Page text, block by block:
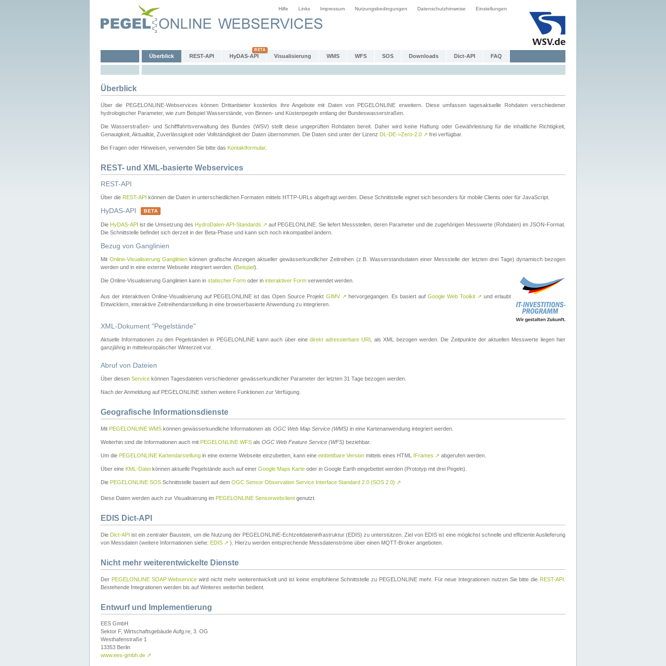
Hilfe Links Impressum Nutzungsbedingungen Datenschutzhinweise Einstellungen
Überblick REST-API HyDAS-API Visualisierung WMS WFS SOS Downloads Dict-API FAQ
Überblick
Über die PEGELONLINE-Webservices können Drittanbieter kostenlos ihre Angebote mit Daten von PEGELONLINE erweitern. Diese umfassen tagesaktuelle Rohdaten verschiedener
hydrologischer Parameter, wie zum Beispiel Wasserstände, von Binnen- und Küstenpegeln entlang der Bundeswasserstraßen.
Die Wasserstraßen- und Schifffahrtsverwaltung des Bundes (WSV) stellt diese ungeprüften Rohdaten bereit. Daher wird keine Haftung oder Gewährleistung für die inhaltliche Richtigkeit,
Genauigkeit, Aktualität, Zuverlässigkeit oder Vollständigkeit der Daten übernommen. Die Daten sind unter der Lizenz DL-DE->Zero-2.0 ↗ frei verfügbar.
Bei Fragen oder Hinweisen, verwenden Sie bitte das Kontaktformular.
REST- und XML-basierte Webservices
REST-API
Über die REST-API können die Daten in unterschiedlichen Formaten mittels HTTP-URLs abgefragt werden. Diese Schnittstelle eignet sich besonders für mobile Clients oder für JavaScript.
HyDAS-API BETA
Die HyDAS-API ist die Umsetzung des HydroDaten-API-Standards ↗ auf PEGELONLINE. Sie liefert Messstellen, deren Parameter und die zugehörigen Messwerte (Rohdaten) im JSON-Format.
Die Schnittstelle befindet sich derzeit in der Beta-Phase und kann sich noch inkompatibel ändern.
Bezug von Ganglinien
MitOnline-Visualisierung Ganglinien können grafische Anzeigen aktueller gewässerkundlicher Zeitreihen (z.B. Wasserstandsdaten einer Messstelle der letzten drei Tage) dynamisch bezogen
werden und in eine externe Webseite integriert werden. (Beispiel).
Die Online-Visualisierung Ganglinien kann in statischer Form oder in interaktiver Form verwendet werden.
Aus der interaktiven Online-Visualisierung auf PEGELONLINE ist das Open Source Projekt GIMV ↗ hervorgegangen. Es basiert auf Google Web Toolkit ↗ und erlaubt
Entwicklern, interaktive Zeitreihendarstellung in eine browserbasierte Anwendung zu integrieren.
XML-Dokument "Pegelstände"
Aktuelle Informationen zu den Pegelständen in PEGELONLINE kann auch über einedirekt adressierbare URL
als XML bezogen werden. Die Zeitpunkte der aktuellen Messwerte liegen hier
ganzjährig in mitteleuropäischer Winterzeit vor.
Abruf von Dateien
Über diesen Service können Tagesdateien verschiedener gewässerkundlicher Parameter der letzten 31 Tage bezogen werden.
Nach der Anmeldung auf PEGELONLINE stehen weitere Funktionen zur Verfügung.
Geografische Informationsdienste
Mit PEGELONLINE WMS können gewässerkundliche Informationen als OGC Web Map Service (WMS) in eine Kartenanwendung integriert werden.
Weiterhin sind die Informationen auch mit PEGELONLINE WFS als OGC Web Feature Service (WFS) beziehbar.
Um die PEGELONLINE Kartendarstellung in eine externe Webseite einzubetten, kann eine einbettbare Version mittels eines HTML IFrames ↗ abgerufen werden.
Über eine KML-Datei können aktuelle Pegelstände auch auf einer Google Maps Karte oder in Google Earth eingebettet werden (Prototyp mit drei Pegeln).
Die PEGELONLINE SOS Schnittstelle basiert auf dem OGC Sensor Observation Service Interface Standard 2.0 (SOS 2.0) ↗
Diese Daten werden auch zur Visualisierung im PEGELONLINE Sensorwebclient genutzt.
EDIS Dict-API
Die Dict-API ist ein zentraler Baustein, um die Nutzung der PEGELONLINE-Echtzeitdateninfrastruktur (EDIS) zu unterstützen. Ziel von EDIS ist eine möglichst schnelle und effiziente Auslieferung
von Messdaten (weitere Informationen siehe: EDIS ↗ ). Hierzu werden entsprechende Messdatenströme über einen MQTT-Broker angeboten.
Nicht mehr weiterentwickelte Dienste
Der PEGELONLINE SOAP Webservice wird nicht mehr weiterentwickelt und ist keine empfohlene Schnittstelle zu PEGELONLINE mehr. Für neue Integrationen nutzen Sie bitte die REST-API
Bestehende Integrationen werden bis auf Weiteres weiterhin bedient.
Entwurf und Implementierung
EES GmbH
Sektor F, Wirtschaftsgebäude Aufg.re, 3. OG
Westhafenstraße 1
13353 Berlin
www.ees-gmbh.de ↗